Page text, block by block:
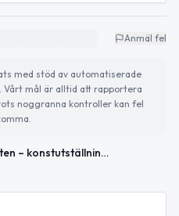
Anmäl fel
med stöd av automatiserade
Vårt mål är alltid att rapportera
noggranna kontroller kan fel
Vilda möten – konstutställning på Farfarsgården